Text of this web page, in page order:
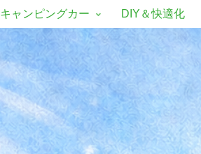
キャンピングカー DIY＆快適化